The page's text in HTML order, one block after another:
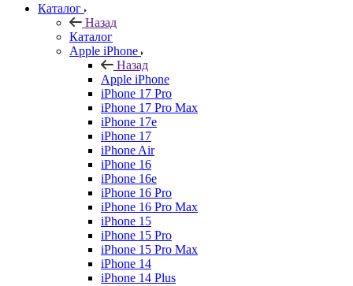
Каталог
Назад
Каталог
Apple iPhone
Назад
Apple iPhone
iPhone 17 Pro
iPhone 17 Pro Max
iPhone 17e
iPhone 17
iPhone Air
iPhone 16
iPhone 16e
iPhone 16 Pro
iPhone 16 Pro Max
iPhone 15
iPhone 15 Pro
iPhone 15 Pro Max
iPhone 14
iPhone 14 Plus